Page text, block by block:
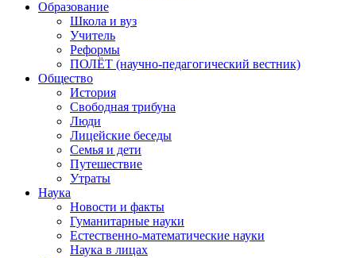
Образование
Школа и вуз
Учитель
Реформы
ПОЛЁТ (научно-педагогический вестник)
Общество
История
Свободная трибуна
Люди
Лицейские беседы
Семья и дети
Путешествие
Утраты
Наука
Новости и факты
Гуманитарные науки
Естественно-математические науки
Наука в лицах